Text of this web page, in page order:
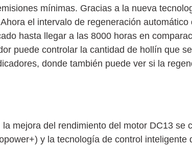
mínimas. Gracias a la nueva
el intervalo de regeneración
hasta llegar a las 8000 horas en
puede controlar la cantidad de hollín que
donde también puede ver si la
mejora del rendimiento del motor DC13 se
y la tecnología de control inteligente